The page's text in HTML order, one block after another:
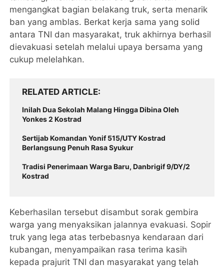
mengangkat bagian belakang truk, serta menarik
ban yang amblas. Berkat kerja sama yang solid
antara TNI dan masyarakat, truk akhirnya berhasil
dievakuasi setelah melalui upaya bersama yang
cukup melelahkan.
RELATED ARTICLE
Inilah Dua Sekolah Malang Hingga Dibina Oleh
Yonkes 2 Kostrad
Sertijab Komandan Yonif 515/UTY Kostrad
Berlangsung Penuh Rasa Syukur
Tradisi Penerimaan Warga Baru, Danbrigif 9/DY/2
Kostrad
Keberhasilan tersebut disambut sorak gembira
warga yang menyaksikan jalannya evakuasi. Sopir
truk yang lega atas terbebasnya kendaraan dari
kubangan, menyampaikan rasa terima kasih
kepada prajurit TNI dan masyarakat yang telah